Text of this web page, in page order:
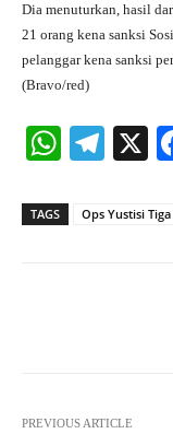
Dia menuturkan, hasil
21 orang kena sanksi
pelanggar kena sanksi
(Bravo/red)
W
ts
Te
gr
X
TAGS Ops Yustisi
PREVIOUS ARTICLE